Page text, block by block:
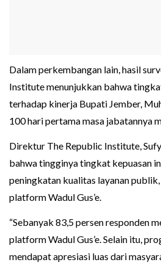
Dalam perkembangan lain, hasil
Institute menunjukkan bahwa
terhadap kinerja Bupati Jember,
100 hari pertama masa jabatannya
Direktur The Republic Institute,
bahwa tingginya tingkat kepuasan
peningkatan kualitas layanan
platform Wadul Gus’e.
“Sebanyak 83,5 persen responden
platform Wadul Gus’e. Selain itu,
mendapat apresiasi luas dari